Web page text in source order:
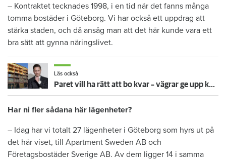
– Kontraktet tecknades 1998, i en tid när det fanns många
tomma bostäder i Göteborg. Vi har också ett uppdrag att
stärka staden, och då ansåg man att det här kunde vara ett
bra sätt att gynna näringslivet.
Läs också
Paret vill ha rätt att bo kvar – vägrar ge upp kampen mot värden
Har ni fler sådana här lägenheter?
– Idag har vi totalt 27 lägenheter i Göteborg som hyrs ut på
det här viset, till Apartment Sweden AB och
Företagsbostäder Sverige AB. Av dem ligger 14 i samma